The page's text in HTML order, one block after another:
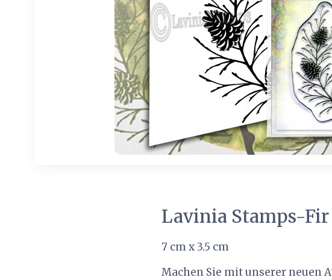
Lavinia Stamps-Fir
7 cm x 3.5 cm
Machen Sie mit unserer neuen